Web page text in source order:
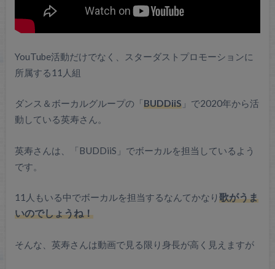
YouTube活動だけでなく、スターダストプロモーションに
所属する11人組
ダンス＆ボーカルグループの「BUDDiiS」で2020年から活
動している英寿さん。
英寿さんは、「BUDDiiS」でボーカルを担当しているよう
です。
11人もいる中でボーカルを担当するなんてかなり 歌がうま
いのでしょうね！
そんな、英寿さんは動画で見る限り身長が高く見えますが